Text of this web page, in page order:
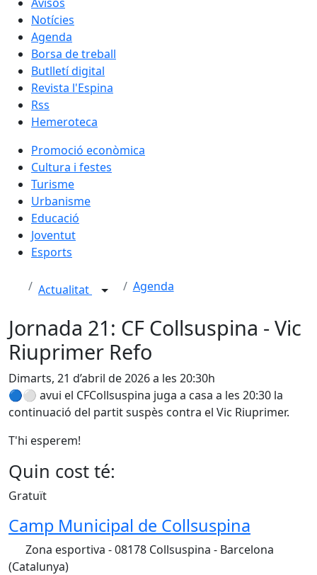
Notícies
Agenda
Borsa de treball
Butlletí digital
Revista l'Espina
Rss
Hemeroteca
Promoció econòmica
Cultura i festes
Turisme
Urbanisme
Educació
Joventut
Esports
Actualitat Agenda
Jornada 21: CF Collsuspina - Vic
Riuprimer Refo
Dimarts, 21 d’abril de 2026 a les 20:30h
🔵⚪ avui el CFCollsuspina juga a casa a les 20:30 la
continuació del partit suspès contra el Vic Riuprimer.
T'hi esperem!
Quin cost té:
Gratuït
Camp Municipal de Collsuspina
Zona esportiva - 08178 Collsuspina - Barcelona
(Catalunya)